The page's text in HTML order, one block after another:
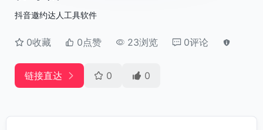
抖音邀约达人工具软件
0收藏 0点赞 23浏览 0评论
链接直达 0 0